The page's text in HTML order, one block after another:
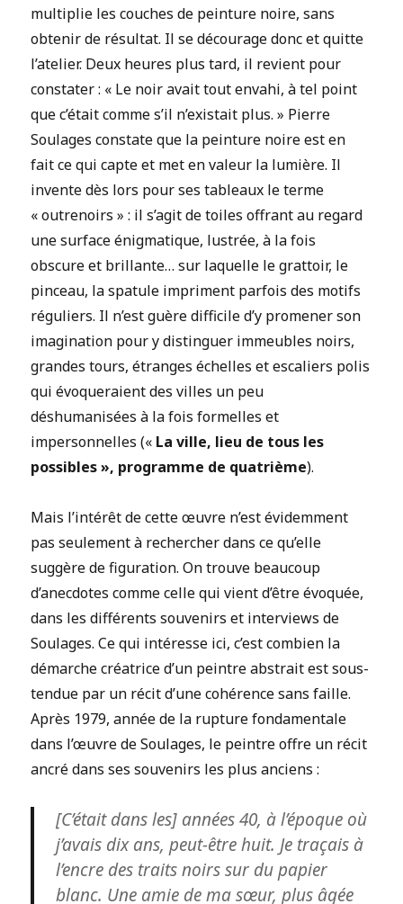
multiplie les couches de peinture noire, sans
obtenir de résultat. Il se décourage donc et quitte
l’atelier. Deux heures plus tard, il revient pour
constater : « Le noir avait tout envahi, à tel point
que c’était comme s’il n’existait plus. » Pierre
Soulages constate que la peinture noire est en
fait ce qui capte et met en valeur la lumière. Il
invente dès lors pour ses tableaux le terme
« outrenoirs » : il s’agit de toiles offrant au regard
une surface énigmatique, lustrée, à la fois
obscure et brillante… sur laquelle le grattoir, le
pinceau, la spatule impriment parfois des motifs
réguliers. Il n’est guère difficile d’y promener son
imagination pour y distinguer immeubles noirs,
grandes tours, étranges échelles et escaliers polis
qui évoqueraient des villes un peu
déshumanisées à la fois formelles et
impersonnelles (« La ville, lieu de tous les
possibles », programme de quatrième).
Mais l’intérêt de cette œuvre n’est évidemment
pas seulement à rechercher dans ce qu’elle
suggère de figuration. On trouve beaucoup
d’anecdotes comme celle qui vient d’être évoquée,
dans les différents souvenirs et interviews de
Soulages. Ce qui intéresse ici, c’est combien la
démarche créatrice d’un peintre abstrait est sous-
tendue par un récit d’une cohérence sans faille.
Après 1979, année de la rupture fondamentale
dans l’œuvre de Soulages, le peintre offre un récit
ancré dans ses souvenirs les plus anciens :
[C’était dans les] années 40, à l’époque où
j’avais dix ans, peut-être huit. Je traçais à
l’encre des traits noirs sur du papier
blanc. Une amie de ma sœur, plus âgée